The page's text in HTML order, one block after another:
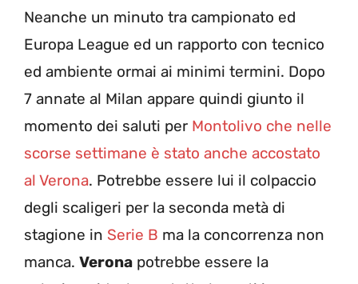
Neanche un minuto tra campionato ed
Europa League ed un rapporto con tecnico
ed ambiente ormai ai minimi termini. Dopo
7 annate al Milan appare quindi giunto il
momento dei saluti per Montolivo che nelle
scorse settimane è stato anche accostato
al Verona. Potrebbe essere lui il colpaccio
degli scaligeri per la seconda metà di
stagione in Serie B ma la concorrenza non
manca. Verona potrebbe essere la